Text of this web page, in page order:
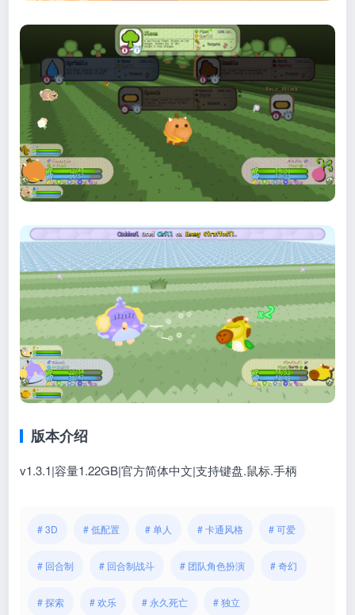
版本介绍
v1.3.1|容量1.22GB|官方简体中文|支持键盘.鼠标.手柄
# 3D # 低配置 # 单人 # 卡通风格 # 可爱
# 回合制 # 回合制战斗 # 团队角色扮演 # 奇幻
# 探索 # 欢乐 # 永久死亡 # 独立